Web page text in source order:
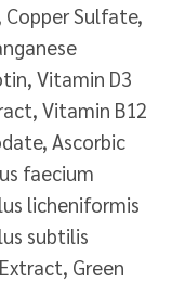
Copper Sulfate,
Vitamin D3
Vitamin B12
Ascorbic
faecium
licheniformis
subtilis
Green